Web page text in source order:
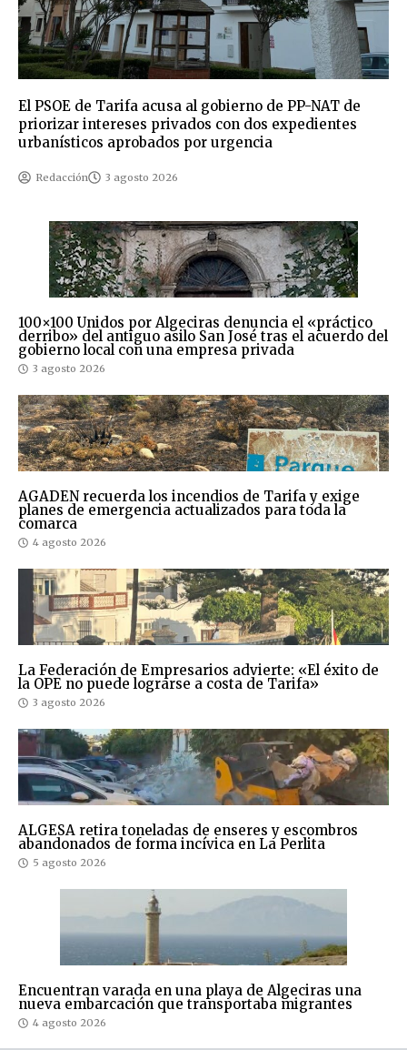
El PSOE de Tarifa acusa al gobierno de PP-NAT de
priorizar intereses privados con dos expedientes
urbanísticos aprobados por urgencia
Redacción 3 agosto 2026
100×100 Unidos por Algeciras denuncia el «práctico
derribo» del antiguo asilo San José tras el acuerdo del
gobierno local con una empresa privada
3 agosto 2026
AGADEN recuerda los incendios de Tarifa y exige
planes de emergencia actualizados para toda la
comarca
4 agosto 2026
La Federación de Empresarios advierte: «El éxito de
la OPE no puede lograrse a costa de Tarifa»
3 agosto 2026
ALGESA retira toneladas de enseres y escombros
abandonados de forma incívica en La Perlita
5 agosto 2026
Encuentran varada en una playa de Algeciras una
nueva embarcación que transportaba migrantes
4 agosto 2026